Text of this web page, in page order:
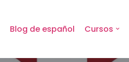
Blog de español Cursos